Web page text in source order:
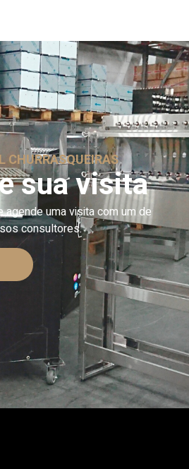
CHURRASQUEIRAS
sua visita
agende uma visita com um de
consultores.